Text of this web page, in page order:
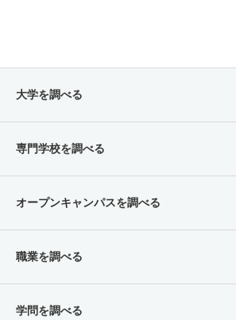
大学を調べる
専門学校を調べる
オープンキャンパスを調べる
職業を調べる
学問を調べる